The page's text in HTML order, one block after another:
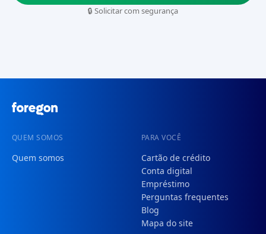
🔒 Solicitar com segurança
QUEM SOMOS
Quem somos
PARA VOCÊ
Cartão de crédito
Conta digital
Empréstimo
Perguntas frequentes
Blog
Mapa do site